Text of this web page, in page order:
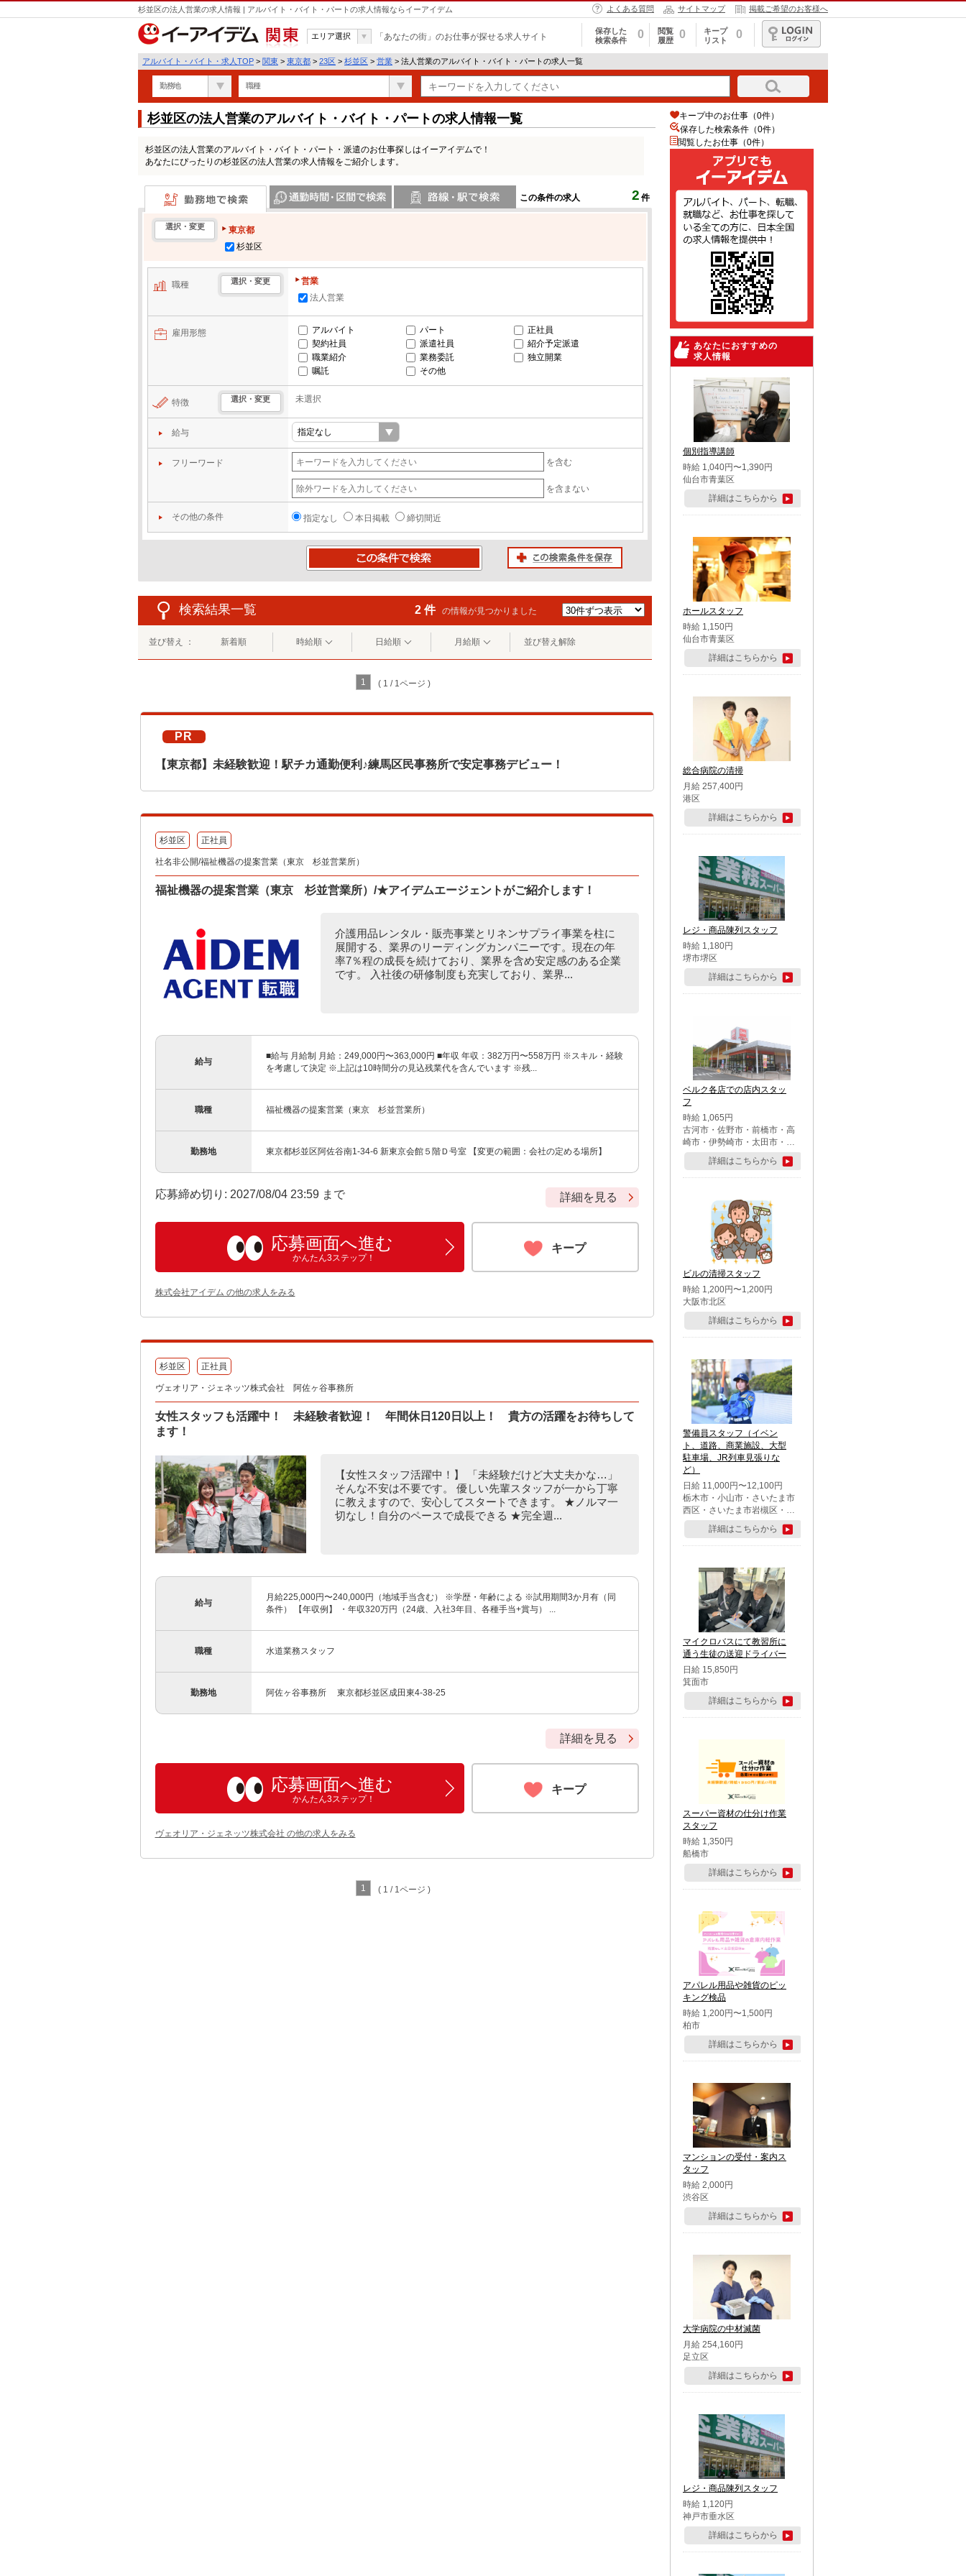
杉並区の法人営業の求人情報 | アルバイト・バイト・パートの求人情報ならイーアイデム よくある質問 サイトマップ 掲載ご希望のお客様へ
関東
エリア選択 「あなたの街」のお仕事が探せる求人サイト
保存した
検索条件
0
閲覧
履歴
0
キープ
リスト
0
ログイン
アルバイト・バイト・求人TOP > 関東 > 東京都 > 23区 > 杉並区 > 営業 > 法人営業のアルバイト・バイト・パートの求人一覧
勤務地 職種
杉並区の法人営業のアルバイト・バイト・パートの求人情報一覧
杉並区の法人営業のアルバイト・バイト・パート・派遣のお仕事探しはイーアイデムで！
あなたにぴったりの杉並区の法人営業の求人情報をご紹介します。
この条件の求人 2 件
勤務地で検索
選択・変更
東京都
杉並区
職種 選択・変更
営業
法人営業
雇用形態 アルバイト パート
正社員
契約社員
派遣社員
紹介予定派遣
職業紹介
業務委託
独立開業
嘱託
その他
特徴 選択・変更 未選択
給与
フリーワード を含む
を含まない
その他の条件 指定なし 本日掲載 締切間近
検索結果一覧 2 件 の情報が見つかりました
並び替え ： 新着順 時給順 日給順 月給順 並び替え解除
1 ( 1 / 1ページ )
PR
【東京都】未経験歓迎！駅チカ通勤便利♪練馬区民事務所で安定事務デビュー！
杉並区 正社員
社名非公開/福祉機器の提案営業（東京 杉並営業所）
福祉機器の提案営業（東京 杉並営業所）/★アイデムエージェントがご紹介します！
介護用品レンタル・販売事業とリネンサプライ事業を柱に
展開する、業界のリーディングカンパニーです。現在の年
率7％程の成長を続けており、業界を含め安定感のある企業
です。 入社後の研修制度も充実しており、業界...
給与
■給与 月給制 月給：249,000円〜363,000円 ■年収 年収：382万円〜558万円 ※スキル・経験
を考慮して決定 ※上記は10時間分の見込残業代を含んでいます ※残...
職種 福祉機器の提案営業（東京 杉並営業所）
勤務地 東京都杉並区阿佐谷南1-34-6 新東京会館５階Ｄ号室 【変更の範囲：会社の定める場所】
応募締め切り: 2027/08/04 23:59 まで 詳細を見る
応募画面へ進む
かんたん3ステップ！
キープ
株式会社アイデム の他の求人をみる
杉並区 正社員
ヴェオリア・ジェネッツ株式会社 阿佐ヶ谷事務所
女性スタッフも活躍中！ 未経験者歓迎！ 年間休日120日以上！ 貴方の活躍をお待ちして
ます！
【女性スタッフ活躍中！】 「未経験だけど大丈夫かな…」
そんな不安は不要です。 優しい先輩スタッフが一から丁寧
に教えますので、安心してスタートできます。 ★ノルマ一
切なし！自分のペースで成長できる ★完全週...
給与
月給225,000円〜240,000円（地域手当含む） ※学歴・年齢による ※試用期間3か月有（同
条件） 【年収例】 ・年収320万円（24歳、入社3年目、各種手当+賞与） ...
職種 水道業務スタッフ
勤務地 阿佐ヶ谷事務所 東京都杉並区成田東4-38-25
詳細を見る
応募画面へ進む
かんたん3ステップ！
キープ
ヴェオリア・ジェネッツ株式会社 の他の求人をみる
1 ( 1 / 1ページ )
キープ中のお仕事（0件）
保存した検索条件（0件）
閲覧したお仕事（0件）
あなたにおすすめの
求人情報
個別指導講師
時給 1,040円〜1,390円
仙台市青葉区
詳細はこちらから
ホールスタッフ
時給 1,150円
仙台市青葉区
詳細はこちらから
総合病院の清掃
月給 257,400円
港区
詳細はこちらから
レジ・商品陳列スタッフ
時給 1,180円
堺市堺区
詳細はこちらから
ベルク各店での店内スタッ
フ
時給 1,065円
古河市・佐野市・前橋市・高
崎市・伊勢崎市・太田市・館
林市・藤岡市・大泉町・さい
たま市北区・川越市・熊谷
市・行田市・秩父市・所沢
市・鶴ケ島市・千葉市中央
区・市川市・松戸市・習志野
市・柏市・流山市・八千代
市・足立区・江戸川区・八王
子市・町田市
詳細はこちらから
ビルの清掃スタッフ
時給 1,200円〜1,200円
大阪市北区
詳細はこちらから
警備員スタッフ（イベン
ト、道路、商業施設、大型
駐車場、JR列車見張りな
ど）
日給 11,000円〜12,100円
栃木市・小山市・さいたま市
西区・さいたま市岩槻区・久
喜市・蓮田市
詳細はこちらから
マイクロバスにて教習所に
通う生徒の送迎ドライバー
日給 15,850円
箕面市
詳細はこちらから
スーパー資材の仕分け作業
スタッフ
時給 1,350円
船橋市
詳細はこちらから
アパレル用品や雑貨のピッ
キング検品
時給 1,200円〜1,500円
柏市
詳細はこちらから
マンションの受付・案内ス
タッフ
時給 2,000円
渋谷区
詳細はこちらから
大学病院の中材滅菌
月給 254,160円
足立区
詳細はこちらから
レジ・商品陳列スタッフ
時給 1,120円
神戸市垂水区
詳細はこちらから